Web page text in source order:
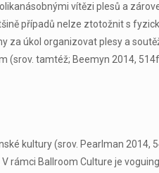
vítězi plesů a
případů nelze ztotožnit s
úkol organizovat plesy a
(srov. tamtéž; Beemyn 2014,
kultury (srov. Pearlman
Ballroom Culture je